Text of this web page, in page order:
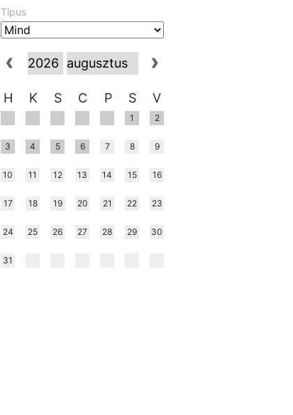
Típus
H K S C P S V
1 2
3 4 5 6 7 8 9
10 11 12 13 14 15 16
17 18 19 20 21 22 23
24 25 26 27 28 29 30
31